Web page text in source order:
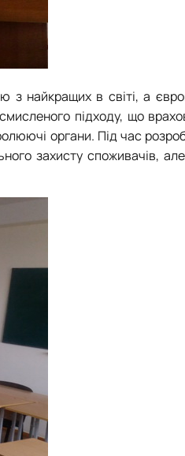
з найкращих в світі, а
підходу, що
органи. Під час
захисту споживачів,